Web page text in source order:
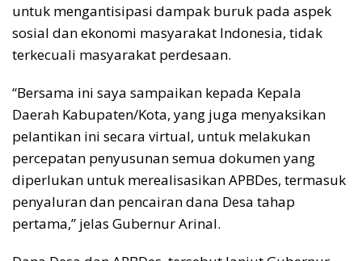
untuk mengantisipasi dampak buruk pada aspek
sosial dan ekonomi masyarakat Indonesia, tidak
terkecuali masyarakat perdesaan.
“Bersama ini saya sampaikan kepada Kepala
Daerah Kabupaten/Kota, yang juga menyaksikan
pelantikan ini secara virtual, untuk melakukan
percepatan penyusunan semua dokumen yang
diperlukan untuk merealisasikan APBDes, termasuk
penyaluran dan pencairan dana Desa tahap
pertama,” jelas Gubernur Arinal.